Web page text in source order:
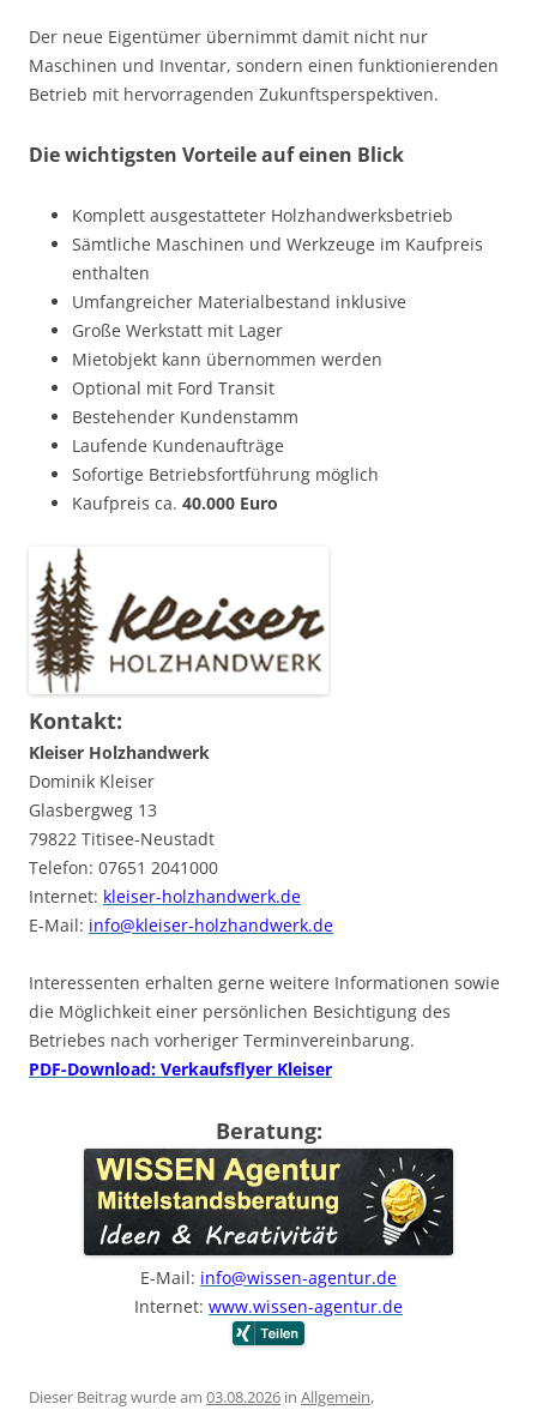
Der neue Eigentümer übernimmt damit nicht nur
Maschinen und Inventar, sondern einen funktionierenden
Betrieb mit hervorragenden Zukunftsperspektiven.
Die wichtigsten Vorteile auf einen Blick
Komplett ausgestatteter Holzhandwerksbetrieb
Sämtliche Maschinen und Werkzeuge im Kaufpreis
enthalten
Umfangreicher Materialbestand inklusive
Große Werkstatt mit Lager
Mietobjekt kann übernommen werden
Optional mit Ford Transit
Bestehender Kundenstamm
Laufende Kundenaufträge
Sofortige Betriebsfortführung möglich
Kaufpreis ca. 40.000 Euro
Kontakt:
Kleiser Holzhandwerk
Dominik Kleiser
Glasbergweg 13
79822 Titisee-Neustadt
Telefon: 07651 2041000
Internet: kleiser-holzhandwerk.de
E-Mail: info@kleiser-holzhandwerk.de
Interessenten erhalten gerne weitere Informationen sowie
die Möglichkeit einer persönlichen Besichtigung des
Betriebes nach vorheriger Terminvereinbarung.
PDF-Download: Verkaufsflyer Kleiser
Beratung:
E-Mail: info@wissen-agentur.de
Internet: www.wissen-agentur.de
Dieser Beitrag wurde am 03.08.2026 in Allgemein,